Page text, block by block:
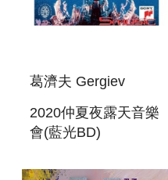
葛濟夫 Gergiev
2020仲夏夜露天音樂
會(藍光BD)
CONCERT 2020